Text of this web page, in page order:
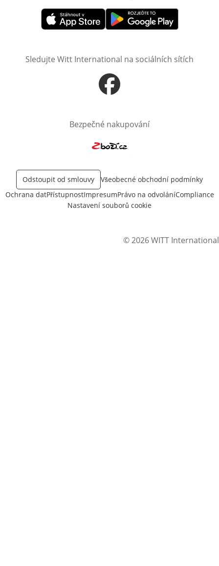
Otevře v novém okněOtevře v novém okně
Sledujte Witt International na sociálních sítích
Otevře v novém okně
Bezpečné nakupování
Odstoupit od smlouvy
Všeobecné obchodní podmínky
Ochrana datPřístupnostImpresumPrávo na odvoláníCompliance
Nastavení souborů cookie
© 2026 WITT International